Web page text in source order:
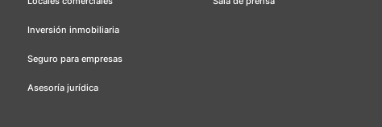
Inversión inmobiliaria
Seguro para empresas
Asesoría jurídica